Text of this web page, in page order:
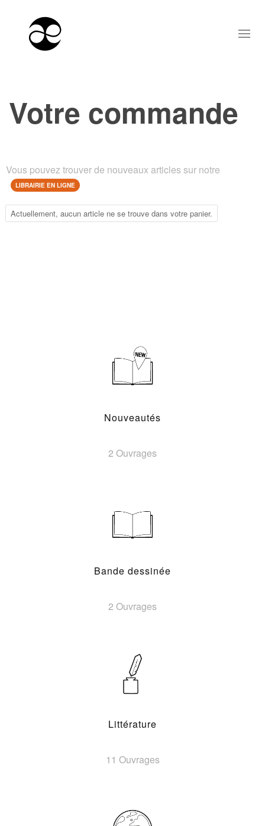
Votre commande
Vous pouvez trouver de nouveaux articles sur notre
LIBRAIRIE EN LIGNE
Actuellement, aucun article ne se trouve dans votre panier.
Nouveautés
2 Ouvrages
Bande dessinée
2 Ouvrages
Littérature
11 Ouvrages